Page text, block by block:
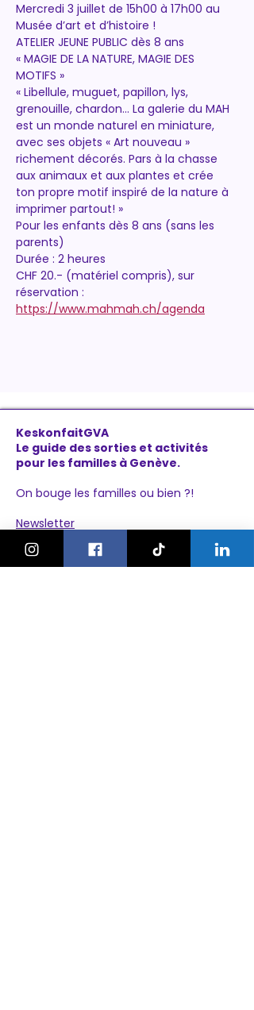
Mercredi 3 juillet de 15h00 à 17h00 au
Musée d’art et d’histoire !
ATELIER JEUNE PUBLIC dès 8 ans
« MAGIE DE LA NATURE, MAGIE DES
MOTIFS »
« Libellule, muguet, papillon, lys,
grenouille, chardon... La galerie du MAH
est un monde naturel en miniature,
avec ses objets « Art nouveau »
richement décorés. Pars à la chasse
aux animaux et aux plantes et crée
ton propre motif inspiré de la nature à
imprimer partout! »
Pour les enfants dès 8 ans (sans les
parents)
Durée : 2 heures
CHF 20.- (matériel compris), sur
réservation :
https://www.mahmah.ch/agenda
KeskonfaitGVA
Le guide des sorties et activités
pour les familles à Genève.
On bouge les familles ou bien ?!
Newsletter
Instagram
À propos